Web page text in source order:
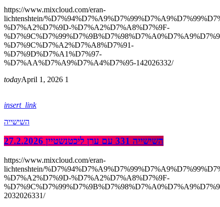
https://www.mixcloud.com/eran-
lichtenshtein/
%D7%A2%D7%9D-%D7%A2%D7%A8%D7%9F-
%D7%9C%D7%A2%D7%A8%D7%91-
%D7%9D%D7%A1%D7%97-
%D7%AA%D7%A9%D7%A4%D7%95-142026332/
todayApril 1, 2026 1
insert_link
השישייה
השישייה 331 עם ערן ליכטנשטיין 27.2.2026
https://www.mixcloud.com/eran-
lichtenshtein/
%D7%A2%D7%9D-%D7%A2%D7%A8%D7%9F-
2032026331/